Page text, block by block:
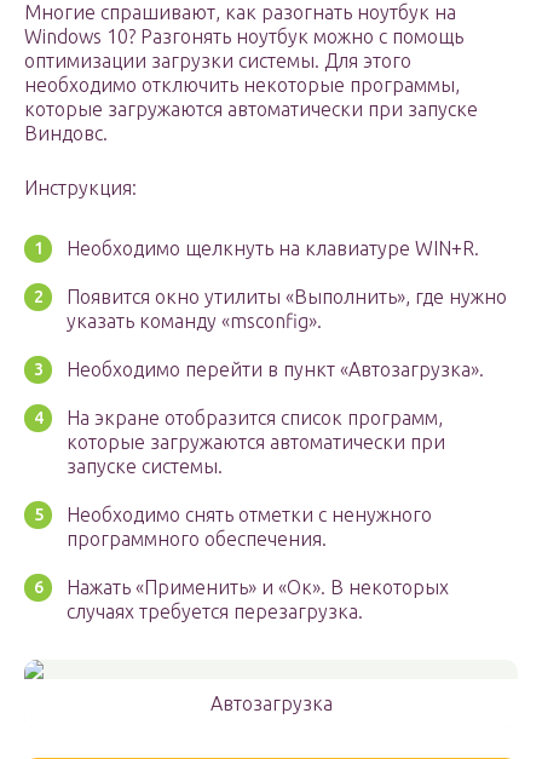
Многие спрашивают, как разогнать ноутбук на
Windows 10? Разгонять ноутбук можно с помощь
оптимизации загрузки системы. Для этого
необходимо отключить некоторые программы,
которые загружаются автоматически при запуске
Виндовс.
Инструкция:
Необходимо щелкнуть на клавиатуре WIN+R.
Появится окно утилиты «Выполнить», где нужно
указать команду «msconfig».
Необходимо перейти в пункт «Автозагрузка».
На экране отобразится список программ,
которые загружаются автоматически при
запуске системы.
Необходимо снять отметки с ненужного
программного обеспечения.
Нажать «Применить» и «Ок». В некоторых
случаях требуется перезагрузка.
Автозагрузка